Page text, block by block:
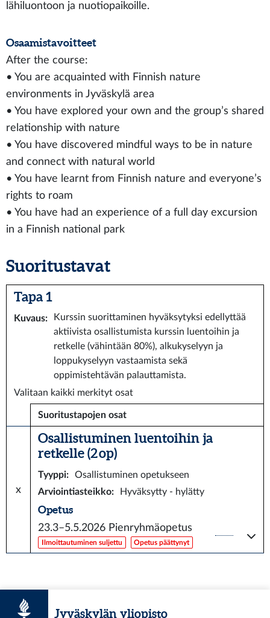
lähiluontoon ja nuotiopaikoille.
Osaamistavoitteet
After the course:
• You are acquainted with Finnish nature
environments in Jyväskylä area
• You have explored your own and the group’s shared
relationship with nature
• You have discovered mindful ways to be in nature
and connect with natural world
• You have learnt from Finnish nature and everyone’s
rights to roam
• You have had an experience of a full day excursion
in a Finnish national park
Suoritustavat
Tapa 1
Kuvaus:
Kurssin suorittaminen hyväksytyksi edellyttää
aktiivista osallistumista kurssin luentoihin ja
retkelle (vähintään 80%), alkukyselyyn ja
loppukyselyyn vastaamista sekä
oppimistehtävän palauttamista.
Valitaan kaikki merkityt osat
Suoritustapojen osat
x
Osallistuminen luentoihin ja
retkelle (2 op)
Tyyppi:
Osallistuminen opetukseen
Arviointiasteikko: Hyväksytty - hylätty
Opetus
23.3–5.5.2026 Pienryhmäopetus
Ilmoittautuminen suljettu Opetus päättynyt
Jyväskylän yliopisto